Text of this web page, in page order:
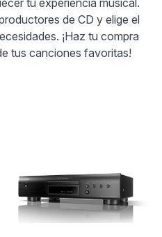
tu experiencia musical.
de CD y elige el
¡Haz tu compra
tus canciones favoritas!